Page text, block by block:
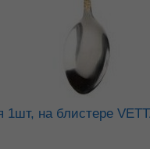
1шт, на блистере